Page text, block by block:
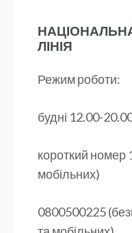
ЛІНІЯ
Режим роботи:
будні 12.00-
короткий номер
мобільних)
0800500225